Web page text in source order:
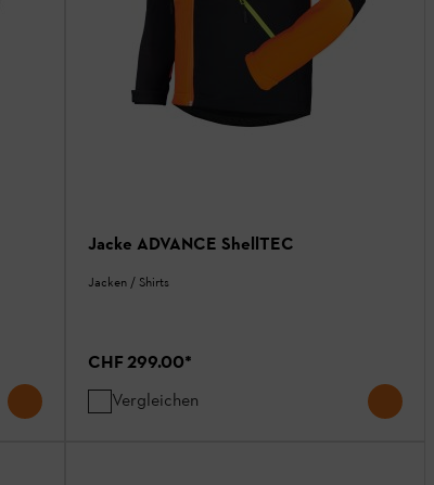
Jacke ADVANCE ShellTEC
Jacken / Shirts
CHF 299.00*
Vergleichen